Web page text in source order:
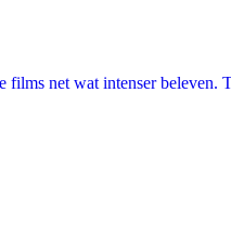
net wat intenser beleven.